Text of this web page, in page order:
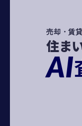
売却・賃
住ま
AI